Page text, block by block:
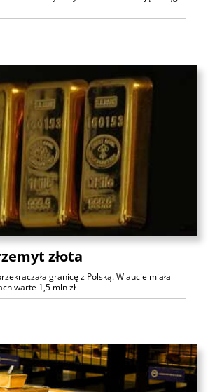
złota
granicę z Polską. W aucie miała
warte 1,5 mln zł